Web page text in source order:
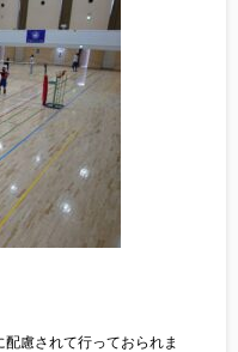
慮されて行っておられま